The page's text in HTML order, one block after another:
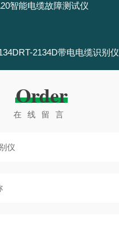
智能电缆故障测试仪
2134D带电电缆识别仪
Order
在线留言